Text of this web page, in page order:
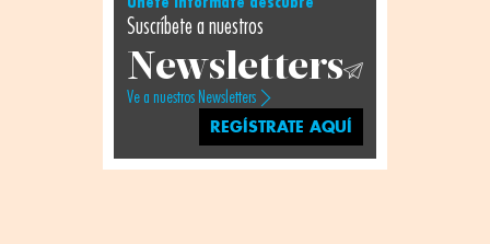
Suscríbete a nuestros
Newsletters
Ve a nuestros Newsletters
REGÍSTRATE AQUÍ